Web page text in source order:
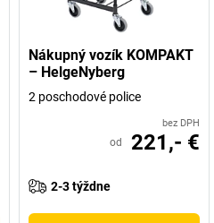
Nákupný vozík KOMPAKT
– HelgeNyberg
2 poschodové police
bez DPH
od 221,- €
2-3 týždne